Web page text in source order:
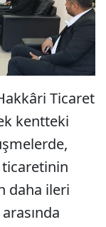
Ticaret
kentteki
ticaretinin
daha ileri